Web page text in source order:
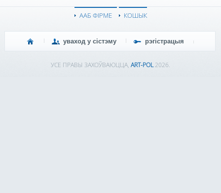
ААБ ФІРМЕ КОШЫК
уваход у сістэму рэгістрацыя
УСЕ ПРАВЫ ЗАХОЎВАЮЦЦА, ART-POL2026.